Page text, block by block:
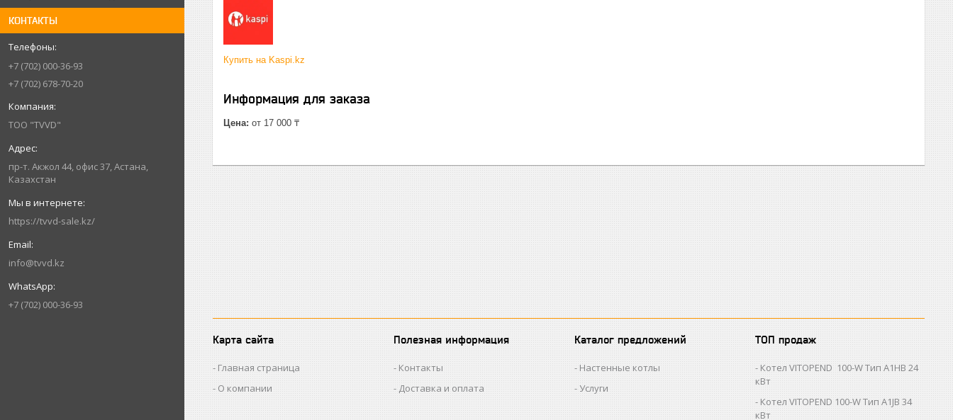
КОНТАКТЫ
+7 (702) 000-36-93
+7 (702) 678-70-20
ТОО "TVVD"
пр-т. Акжол 44, офис 37, Астана,
Казахстан
https://tvvd-sale.kz/
info@tvvd.kz
+7 (702) 000-36-93
Купить на Kaspi.kz
Информация для заказа
Цена: от 17 000 ₸
Карта сайта
Главная страница
О компании
Полезная информация
Контакты
Доставка и оплата
Каталог предложений
Настенные котлы
Услуги
ТОП продаж
Котел VITOPEND 100-W Тип A1HB 24
кВт
Котел VITOPEND 100-W Тип A1JB 34
кВт